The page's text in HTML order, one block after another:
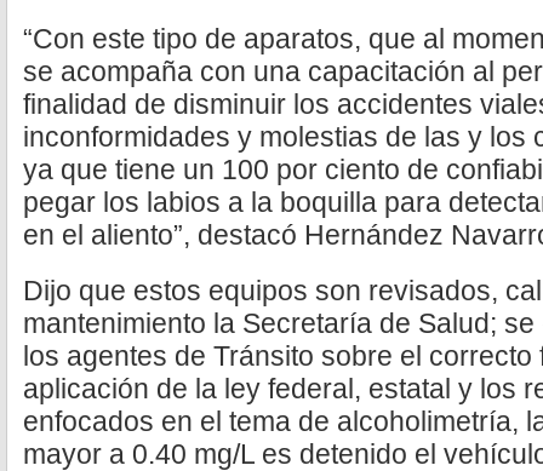
“Con este tipo de aparatos, que al
se acompaña con una capacitación al
finalidad de disminuir los accidentes
inconformidades y molestias de las y los
ya que tiene un 100 por ciento de
pegar los labios a la boquilla para
en el aliento”, destacó Hernández
Dijo que estos equipos son revisados,
mantenimiento la Secretaría de Salud;
los agentes de Tránsito sobre el
aplicación de la ley federal, estatal y los
enfocados en el tema de alcoholimetría,
mayor a 0.40 mg/L es detenido el